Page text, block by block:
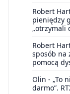
Robert
pieniędzy
„otrzymali
Robert
sposób na
pomocą
Olin - „To
darmo”.